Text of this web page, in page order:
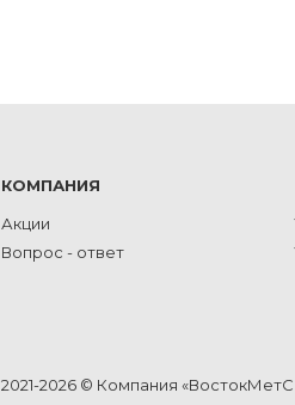
КОМПАНИЯ
Акции
Вопрос - ответ
2021-2026 © Компания